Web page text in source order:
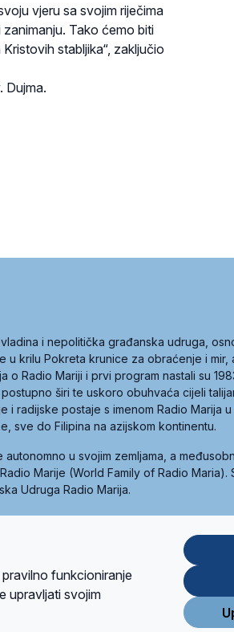
vjeru sa svojim riječima
Tako ćemo biti
stabljika“, zaključio
Dujma.
i nepolitička građanska udruga,
u krilu Pokreta krunice za obraćenje i mir,
o Radio Mariji i prvi program nastali su
širi te uskoro obuhvaća cijeli
i radijske postaje s imenom Radio Marija
sve do Filipina na azijskom kontinentu.
u svojim zemljama, a
Marije (World Family of Radio Maria).
Udruga Radio Marija.
funkcioniranje
upravljati svojim